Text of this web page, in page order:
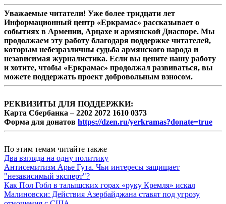
Уважаемые читатели! Уже более тридцати лет
Информационный центр «Еркрамас» рассказывает о
событиях в Армении, Арцахе и армянской Диаспоре. Мы
продолжаем эту работу благодаря поддержке читателей,
которым небезразличны судьба армянского народа и
независимая журналистика. Если вы цените нашу работу
и хотите, чтобы «Еркрамас» продолжал развиваться, вы
можете поддержать проект добровольным взносом.
РЕКВИЗИТЫ ДЛЯ ПОДДЕРЖКИ:
Карта Сбербанка – 2202 2072 1610 0373
Форма для донатов https://dzen.ru/yerkramas?donate=true
По этим темам читайте также
Два взгляда на одну политику
Антисемитизм Арье Гута. Чьи интересы защищает
"независимый эксперт"?
Как Пол Гобл в талышских горах «руку Кремля» искал
Малиновски: Действия Азербайджана ставят под угрозу